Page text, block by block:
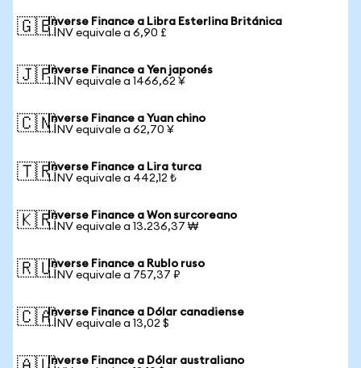
🇬🇧Inverse Finance a Libra Esterlina Británica
1 INV equivale a 6,90 £
🇯🇵Inverse Finance a Yen japonés
1 INV equivale a 1466,62 ¥
🇨🇳Inverse Finance a Yuan chino
1 INV equivale a 62,70 ¥
🇹🇷Inverse Finance a Lira turca
1 INV equivale a 442,12 ₺
🇰🇷Inverse Finance a Won surcoreano
1 INV equivale a 13.236,37 ₩
🇷🇺Inverse Finance a Rublo ruso
1 INV equivale a 757,37 ₽
🇨🇦Inverse Finance a Dólar canadiense
1 INV equivale a 13,02 $
Inverse Finance a Dólar australiano